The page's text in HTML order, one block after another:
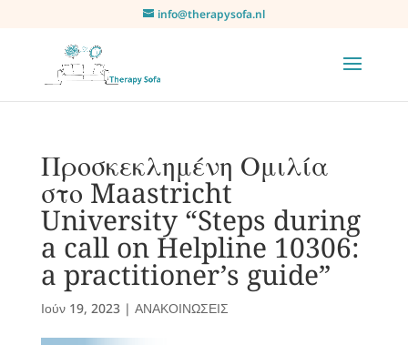
info@therapysofa.nl
Προσκεκλημένη Ομιλία
στο Maastricht
University “Steps during
a call on Helpline 10306:
a practitioner’s guide”
Ιούν 19, 2023| ΑΝΑΚΟΙΝΩΣΕΙΣ